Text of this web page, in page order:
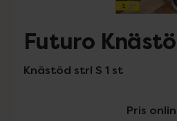
Futuro
Knästöd strl S 1 st
Pris